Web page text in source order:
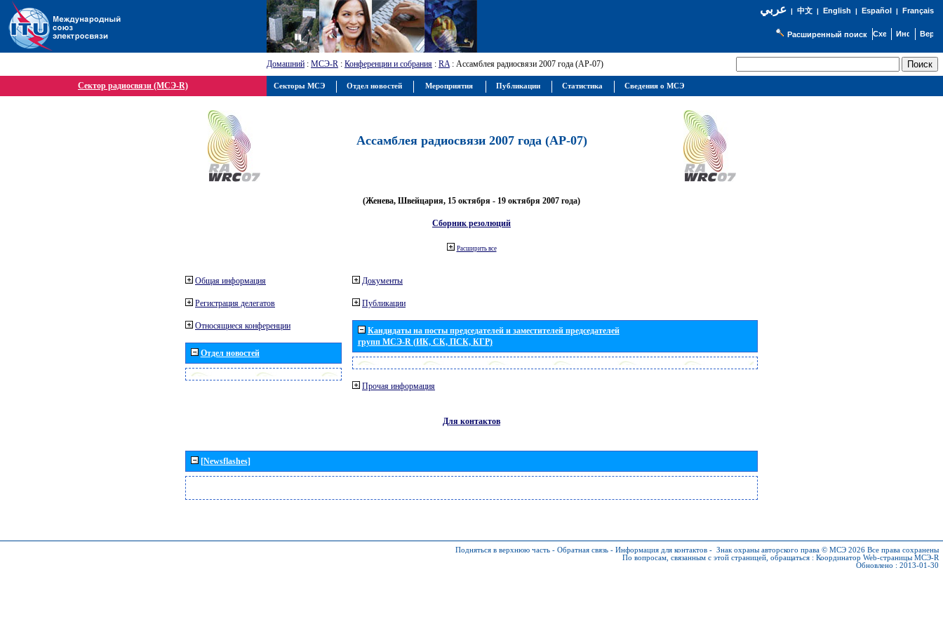
عربي| 中文| English | Español | Français
Расширенный поиск
Домашний : МСЭ-R : Конференции и собрания : RA: Ассамблея радиосвязи 2007 года (АР-07)
Сектор радиосвязи (МСЭ-R)
Ассамблея радиосвязи 2007 года (АР-07)
(Женева, Швейцария, 15 октября - 19 октября 2007 года)
Сборник резолюций
Расширить все
Общая информация
Регистрация делегатов
Относящиеся конференции
Отдел новостей
Документы
Публикации
Кандидаты на посты председателей и заместителей председателей
групп МСЭ-R (ИК, СК, ПСК, КГР)
Прочая информация
Для контактов
[Newsflashes]
Подняться в верхнюю часть - Обратная связь - Информация для контактов - Знак охраны авторского права © МСЭ 2026 Все права сохранены
По вопросам, связанным с этой страницей, обращаться : Координатор Web-страницы МСЭ-R
Обновлено : 2013-01-30
Секторы МСЭ Отдел новостей Мероприятия Публикации Статистика Сведения о МСЭ